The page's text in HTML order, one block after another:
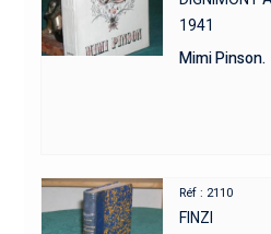
1941
Mimi Pinson.
Réf : 2110
FINZI